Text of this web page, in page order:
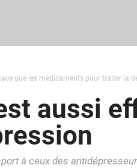
que les médicaments pour traiter la
aussi
à ceux des